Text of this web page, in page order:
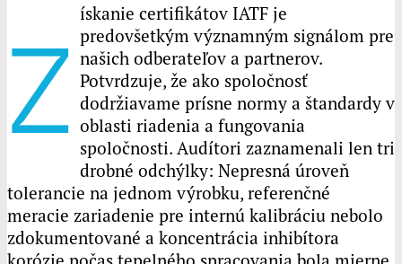
Z ískanie certifikátov IATF je
predovšetkým významným signálom pre
našich odberateľov a partnerov.
Potvrdzuje, že ako spoločnosť
dodržiavame prísne normy a štandardy v
oblasti riadenia a fungovania
spoločnosti. Audítori zaznamenali len tri
drobné odchýlky: Nepresná úroveň
tolerancie na jednom výrobku, referenčné
meracie zariadenie pre internú kalibráciu nebolo
zdokumentované a koncentrácia inhibítora
korózie počas tepelného spracovania bola mierne